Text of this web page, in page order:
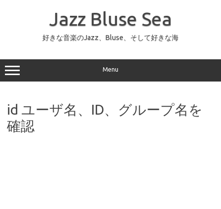
ッ
プ
Jazz Bluse Sea
好きな音楽のJazz、Bluse、そして好きな海
Menu
id ユーザ名、ID、グループ名を
確認